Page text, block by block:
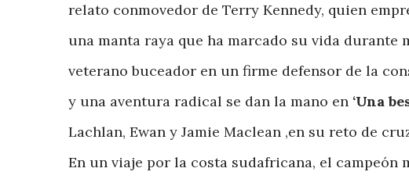
relato conmovedor de Terry Kennedy, quien
una manta raya que ha marcado su vida durante
veterano buceador en un firme defensor de la
y una aventura radical se dan la mano en ‘Una
Lachlan, Ewan y Jamie Maclean ,en su reto de
En un viaje por la costa sudafricana, el